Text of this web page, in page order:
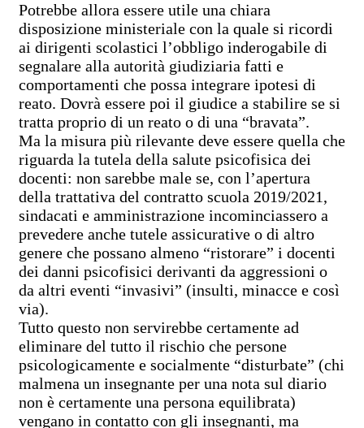
Potrebbe allora essere utile una chiara
disposizione ministeriale con la quale si ricordi
ai dirigenti scolastici l’obbligo inderogabile di
segnalare alla autorità giudiziaria fatti e
comportamenti che possa integrare ipotesi di
reato. Dovrà essere poi il giudice a stabilire se si
tratta proprio di un reato o di una “bravata”.
Ma la misura più rilevante deve essere quella che
riguarda la tutela della salute psicofisica dei
docenti: non sarebbe male se, con l’apertura
della trattativa del contratto scuola 2019/2021,
sindacati e amministrazione incominciassero a
prevedere anche tutele assicurative o di altro
genere che possano almeno “ristorare” i docenti
dei danni psicofisici derivanti da aggressioni o
da altri eventi “invasivi” (insulti, minacce e così
via).
Tutto questo non servirebbe certamente ad
eliminare del tutto il rischio che persone
psicologicamente e socialmente “disturbate” (chi
malmena un insegnante per una nota sul diario
non è certamente una persona equilibrata)
vengano in contatto con gli insegnanti, ma